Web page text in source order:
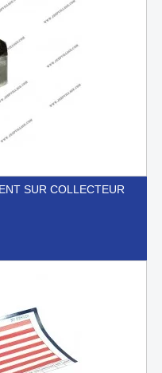
SUR COLLECTEUR